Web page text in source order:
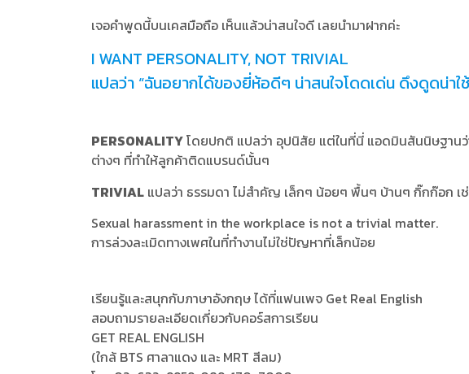
เจอคำพูดนี้บนเคสมือถือ เห็นแล้วน่าสนใจดี เลยนำมาฝากค่ะ
I WANT PERSONALITY, NOT TRIVIAL
แปลว่า “ฉันอยากได้ของยี่ห้อดีๆ น่าสนใจโดดเด่น ดึงดูดน่าใ
PERSONALITYโดยปกติ แปลว่า อุปนิสัย แต่ในที่นี่ แอดมินสันนิษฐานว่
ต่างๆ ที่ทำให้ลูกค้าติดแบรนด์นั้นๆ
TRIVIAL แปลว่า ธรรมดา ไม่สำคัญ เล็กๆ น้อยๆ พื้นๆ บ้านๆ กิ๊กก๊อก เ
Sexual harassment in the workplace is not a trivial matter.
การล่วงละเมิดทางเพศในที่ทำงานไม่ใช่ปัญหาที่เล็กน้อย
เรียนรู้และสนุกกับภาษาอังกฤษ ได้ที่แฟนเพจ Get Real English
สอบถามรายละเอียดเกี่ยวกับคอร์สการเรียน
GET REAL ENGLISH
(ใกล้ BTS ศาลาแดง และ MRT สีลม)